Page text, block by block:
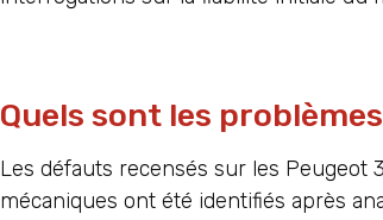
Quels sont les
Les défauts recensés sur les Peugeot
mécaniques ont été identifiés après